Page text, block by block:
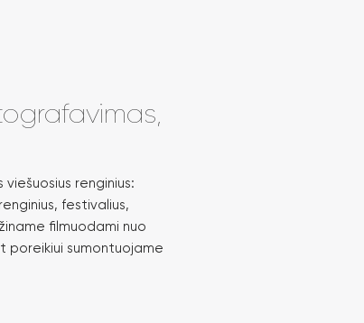
renginius:
festivalius,
filmuodami nuo
poreikiui sumontuojame